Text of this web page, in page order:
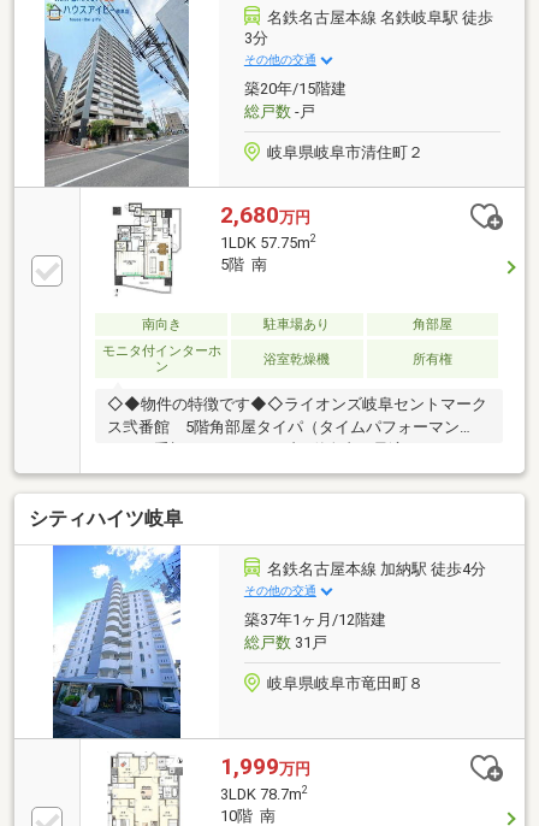
名鉄名古屋本線 名鉄岐阜駅 徒歩
3分
その他の交通
築20年/15階建
総戸数-戸
岐阜県岐阜市清住町２
2,680万円
1LDK 57.75m2
5階 南
南向き 駐車場あり
角部屋
モニタ付インターホ
ン
浴室乾燥機 所有権
◇◆物件の特徴です◆◇ライオンズ岐阜セントマーク
ス弐番館 5階角部屋タイパ（タイムパフォーマン
部屋です！何よりの魅力は、名鉄岐阜駅徒歩3分、JR
岐阜駅徒歩10分という2駅利用可能な立地！毎日の通
勤時間を大幅に短縮でき、仕事帰りの買い物や外食も
駅周辺でスマートに完結します♪お部屋は5階角部屋
1LDK！リフォーム済みで、防音・断熱効果のある内窓
が設置されているため、駅近ながら静かで心地よい
「自分だけの隠れ家」を実現できます。資産価値が落
ちにくい駅至近の好立地は将来的なライフスタイルの
変化を見据えた賢い選択としても非常におすすめです
♪
シティハイツ岐阜
名鉄名古屋本線 加納駅 徒歩4分
その他の交通
築37年1ヶ月/12階建
総戸数31戸
岐阜県岐阜市竜田町８
1,999万円
3LDK 78.7m2
10階 南